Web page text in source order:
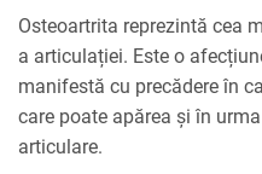
Osteoartrita reprezintă cea
a articulației. Este o
manifestă cu precădere în
care poate apărea și în
articulare.